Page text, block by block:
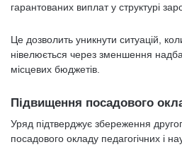
гарантованих виплат у структурі
Це дозволить уникнути ситуацій,
нівелюється через зменшення
місцевих бюджетів.
Підвищення посадового
Уряд підтверджує збереження
посадового окладу педагогічних і